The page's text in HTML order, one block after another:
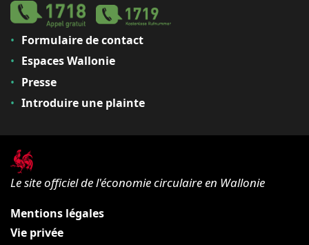
Formulaire de contact
Espaces Wallonie
Presse
Introduire une plainte
Le site officiel de l'économie circulaire en Wallonie
Mentions légales
Vie privée